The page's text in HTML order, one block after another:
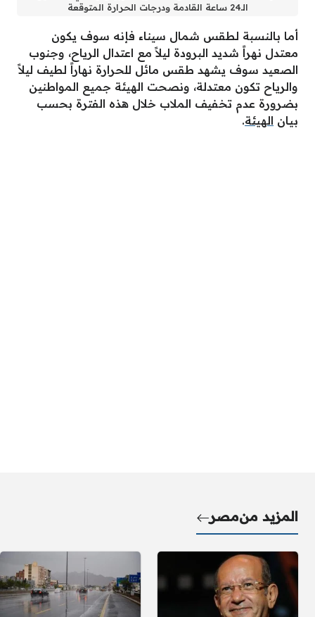
الـ24 ساعة القادمة ودرجات الحرارة المتوقعة
أما بالنسبة لطقس شمال سيناء فإنه سوف يكون
معتدل نهراً شديد البرودة ليلاً مع اعتدال الرياح، وجنوب
الصعيد سوف يشهد طقس مائل للحرارة نهاراً لطيف ليلاً
والرياح تكون معتدلة، ونصحت الهيئة جميع المواطنين
بضرورة عدم تخفيف الملاب خلال هذه الفترة بحسب
بيان الهيئة.
المزيد منمصر